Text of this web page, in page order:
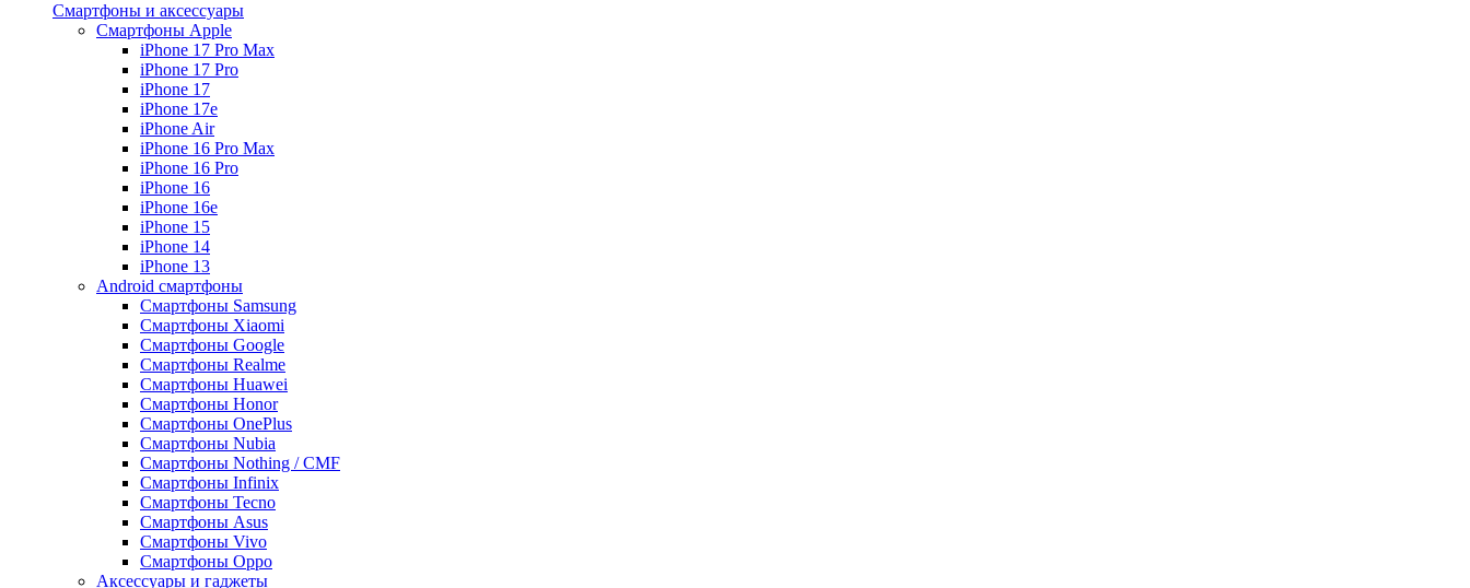
Смартфоны и аксессуары
Смартфоны Apple
iPhone 17 Pro Max
iPhone 17 Pro
iPhone 17
iPhone 17e
iPhone Air
iPhone 16 Pro Max
iPhone 16 Pro
iPhone 16
iPhone 16e
iPhone 15
iPhone 14
iPhone 13
Android cмартфоны
Смартфоны Samsung
Смартфоны Xiaomi
Смартфоны Google
Смартфоны Realme
Смартфоны Huawei
Смартфоны Honor
Смартфоны OnePlus
Смартфоны Nubia
Смартфоны Nothing / CMF
Смартфоны Infinix
Смартфоны Tecno
Смартфоны Asus
Смартфоны Vivo
Смартфоны Oppo
Аксессуары и гаджеты